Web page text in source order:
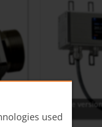
Remote version
used